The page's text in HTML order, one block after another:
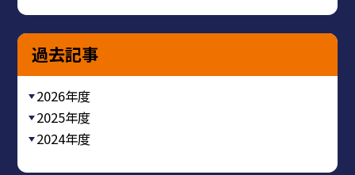
過去記事
2026年度
2025年度
2024年度